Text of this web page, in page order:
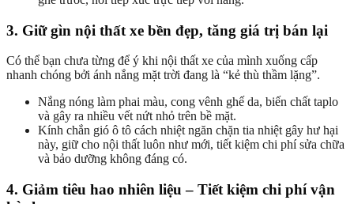
3. Giữ gìn nội thất xe bền đẹp, tăng giá trị bán lại
Có thể bạn chưa từng để ý khi nội thất xe của mình xuống cấp
nhanh chóng bởi ánh nắng mặt trời đang là “kẻ thù thầm lặng”.
Nắng nóng làm phai màu, cong vênh ghế da, biến chất taplo
và gây ra nhiều vết nứt nhỏ trên bề mặt.
Kính chắn gió ô tô cách nhiệt ngăn chặn tia nhiệt gây hư hại
này, giữ cho nội thất luôn như mới, tiết kiệm chi phí sửa chữa
và bảo dưỡng không đáng có.
4. Giảm tiêu hao nhiên liệu – Tiết kiệm chi phí vận